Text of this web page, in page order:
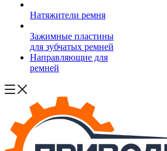
Натяжители ремня
Зажимные пластины
для зубчатых ремней
Направляющие для
ремней